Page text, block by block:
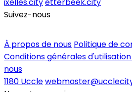
Suivez-nous
À propos de nous Politique de
Conditions générales
nous
1180 Uccle